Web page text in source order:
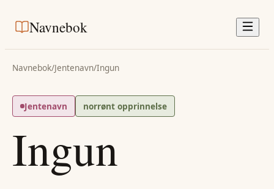
Navnebok
Navnebok/Jentenavn/Ingun
Jentenavn norrønt opprinnelse
Ingun